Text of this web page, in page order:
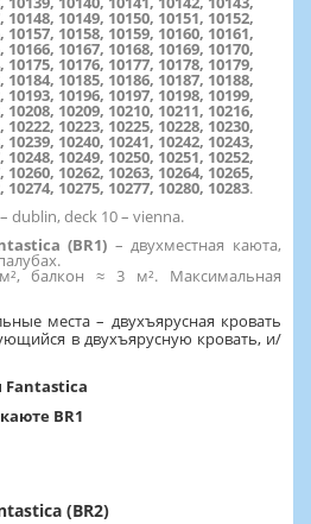
10148, 10149, 10150, 10151, 10152,
10157, 10158, 10159, 10160, 10161,
10166, 10167, 10168, 10169, 10170,
10175, 10176, 10177, 10178, 10179,
10184, 10185, 10186, 10187, 10188,
10193, 10196, 10197, 10198, 10199,
10208, 10209, 10210, 10211, 10216,
10222, 10223, 10225, 10228, 10230,
10239, 10240, 10241, 10242, 10243,
10248, 10249, 10250, 10251, 10252,
10260, 10262, 10263, 10264, 10265,
10274, 10275, 10277, 10280, 10283.
dublin, deck 10 – vienna.
(BR1) – двухместная каюта,
балкон ≈ 3 м². Максимальная
места – двухъярусная кровать
в двухъярусную кровать, и/
BR1
(BR2)